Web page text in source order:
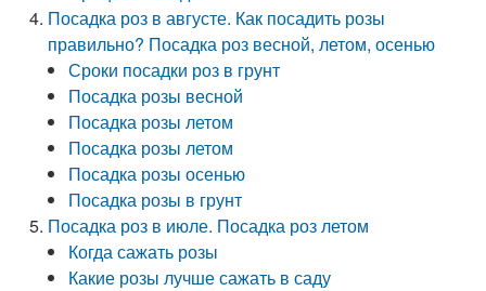
Посадка роз в августе. Как посадить розы
правильно? Посадка роз весной, летом, осенью
Сроки посадки роз в грунт
Посадка розы весной
Посадка розы летом
Посадка розы летом
Посадка розы осенью
Посадка розы в грунт
Посадка роз в июле. Посадка роз летом
Когда сажать розы
Какие розы лучше сажать в саду